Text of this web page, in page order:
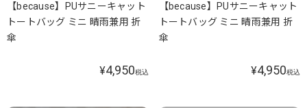
【because】PUサニーキャット
トートバッグ ミニ 晴雨兼用 折
傘
¥4,950税込
【because】PUサニーキャット
トートバッグ ミニ 晴雨兼用 折
傘
¥4,950税込